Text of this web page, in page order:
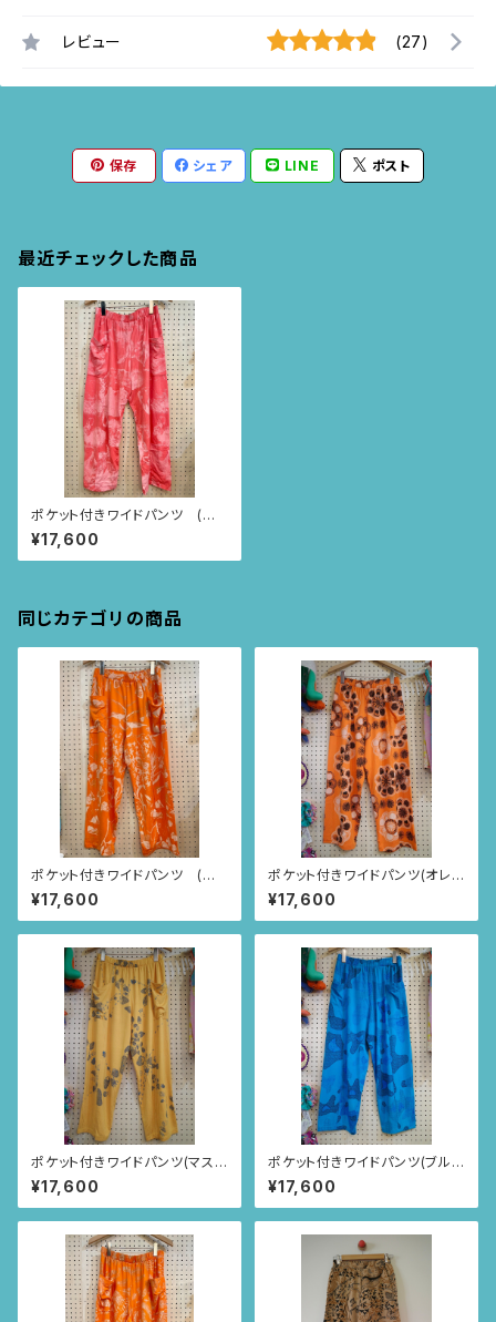
レビュー (27)
保存 シェア LINE ポスト
最近チェックした商品
ポケット付きワイドパンツ (ピ
ンク/うさぎ柄)
¥17,600
同じカテゴリの商品
ポケット付きワイドパンツ (オ
レンジ/お花とちょうちょ柄)
¥17,600
ポケット付きワイドパンツ(オレン
ジ/まんまるニャンドゥティ柄)
¥17,600
ポケット付きワイドパンツ(マスタ
ードイエロー/いちごとあり柄)
¥17,600
ポケット付きワイドパンツ(ブル
ー/リャマ柄)
¥17,600